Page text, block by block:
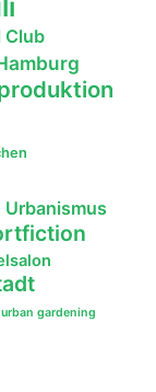
Club
Urbanismus
urban gardening